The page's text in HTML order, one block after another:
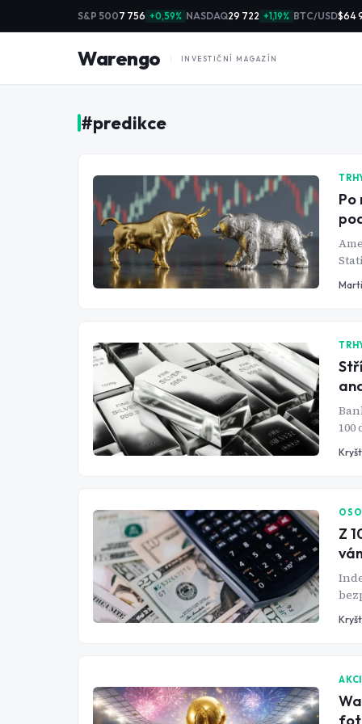
S&P 5007 756 +0,59% NASDAQ29 722 +1,19% BTC/USD$64
Warengo INVESTIČNÍ MAGAZÍN
#predikce
Po
Z
do